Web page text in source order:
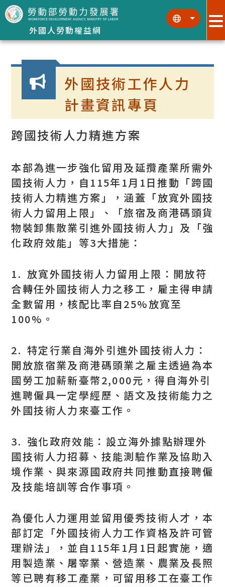
跳到主要內容區塊
外國人勞動權益網
::: :::
:::
外國技術工作人力
計畫資訊專頁
跨國技術人力精進方案
本部為進一步強化留用及延攬產業所需外
國技術人力，自115年1月1日推動「跨國
技術人力精進方案」，涵蓋「放寬外國技
術人力留用上限」、「旅宿及商港碼頭貨
物裝卸集散業引進外國技術人力」及「強
化政府效能」等3大措施：
1. 放寬外國技術人力留用上限：開放符
合轉任外國技術人力之移工，雇主得申請
全數留用，核配比率自25%放寬至
100%。
2. 特定行業自海外引進外國技術人力：
開放旅宿業及商港碼頭業之雇主透過為本
國勞工加薪新臺幣2,000元，得自海外引
進聘僱具一定學經歷、語文及技術能力之
外國技術人力來臺工作。
3. 強化政府效能：設立海外據點辦理外
國技術人力招募、技能測驗作業及協助入
境作業、與來源國政府共同推動直接聘僱
及技能培訓等合作事項。
為優化人力運用並留用優秀技術人才，本
部訂定「外國技術人力工作資格及許可管
理辦法」，並自115年1月1日起實施，適
用製造業、屠宰業、營造業、農業及長照
等已聘有移工產業，可留用移工在臺工作